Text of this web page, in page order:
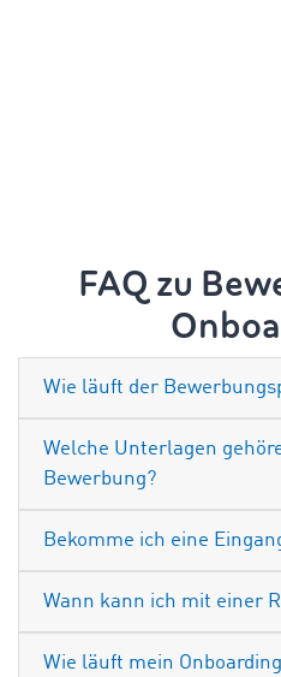
FAQ zu
Wie läuft der
Welche Unterlagen
Bewerbung?
Bekomme ich eine
Wann kann ich mit einer
Wie läuft mein